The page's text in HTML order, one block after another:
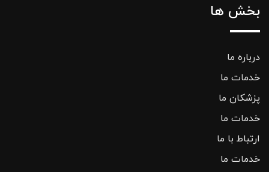
بخش ها
درباره ما
خدمات ما
پزشکان ما
خدمات ما
ارتباط با ما
خدمات ما